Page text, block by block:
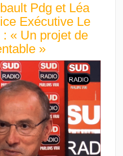
Pdg et Léa
Exécutive Le
« Un projet de
»